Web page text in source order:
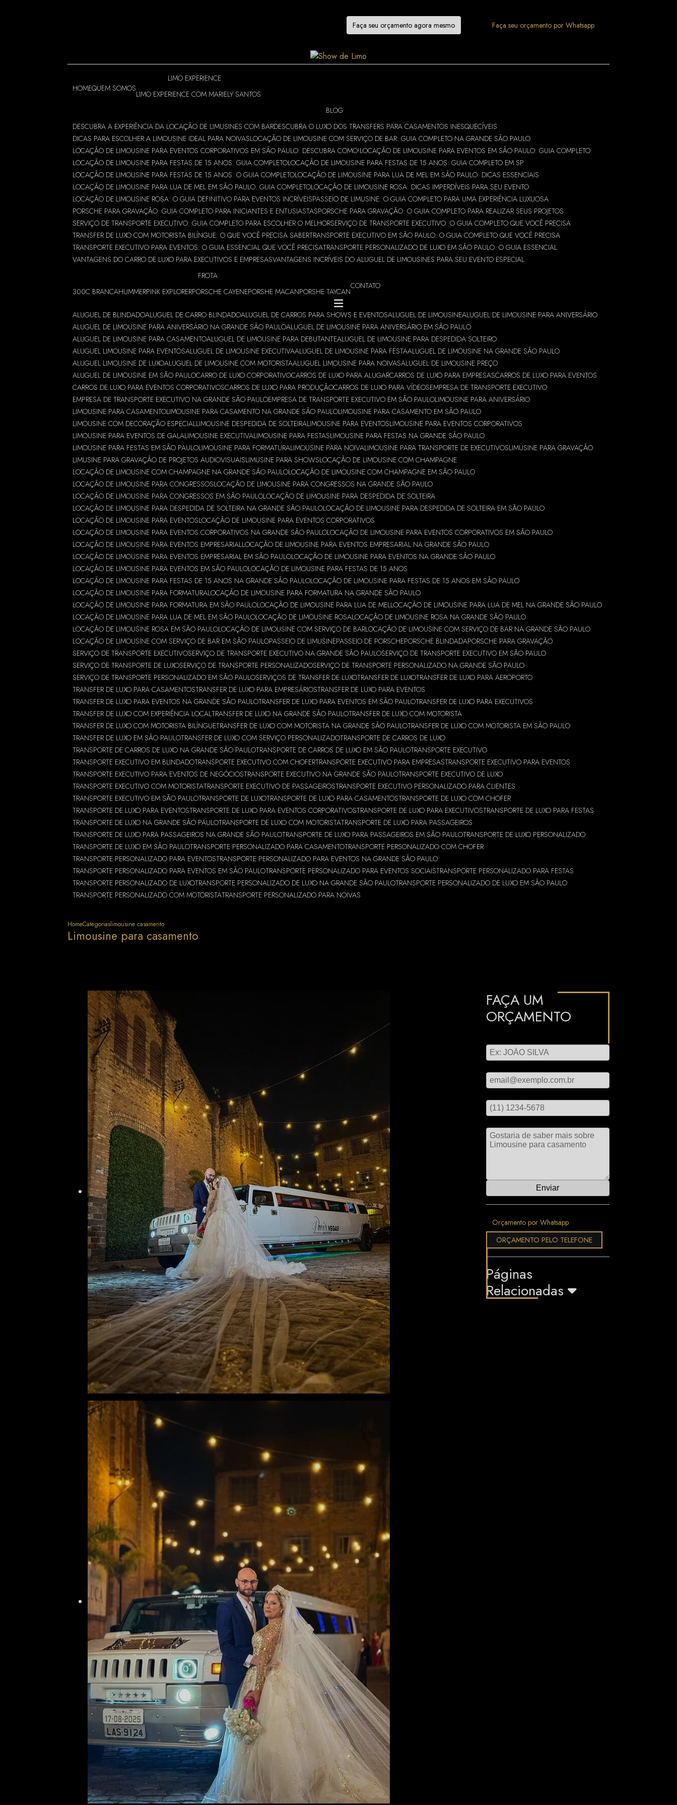
Faça seu orçamento agora mesmo Faça seu orçamento por Whatsapp
HOMEQUEM SOMOS
LIMO EXPERIENCE
LIMO EXPERIENCE COM MARIELY SANTOS
BLOG
DESCUBRA A EXPERIÊNCIA DA LOCAÇÃO DE LIMUSINES COM BARDESCUBRA O LUXO DOS TRANSFERS PARA CASAMENTOS INESQUECÍVEIS
DICAS PARA ESCOLHER A LIMOUSINE IDEAL PARA NOIVASLOCAÇÃO DE LIMOUSINE COM SERVIÇO DE BAR: GUIA COMPLETO NA GRANDE SÃO PAULO
LOCAÇÃO DE LIMOUSINE PARA EVENTOS CORPORATIVOS EM SÃO PAULO: DESCUBRA COMO!LOCAÇÃO DE LIMOUSINE PARA EVENTOS EM SÃO PAULO: GUIA COMPLETO
LOCAÇÃO DE LIMOUSINE PARA FESTAS DE 15 ANOS: GUIA COMPLETOLOCAÇÃO DE LIMOUSINE PARA FESTAS DE 15 ANOS: GUIA COMPLETO EM SP
LOCAÇÃO DE LIMOUSINE PARA FESTAS DE 15 ANOS: O GUIA COMPLETOLOCAÇÃO DE LIMOUSINE PARA LUA DE MEL EM SÃO PAULO: DICAS ESSENCIAIS
LOCAÇÃO DE LIMOUSINE PARA LUA DE MEL EM SÃO PAULO: GUIA COMPLETOLOCAÇÃO DE LIMOUSINE ROSA: DICAS IMPERDÍVEIS PARA SEU EVENTO
LOCAÇÃO DE LIMOUSINE ROSA: O GUIA DEFINITIVO PARA EVENTOS INCRÍVEISPASSEIO DE LIMUSINE: O GUIA COMPLETO PARA UMA EXPERIÊNCIA LUXUOSA
PORSCHE PARA GRAVAÇÃO: GUIA COMPLETO PARA INICIANTES E ENTUSIASTASPORSCHE PARA GRAVAÇÃO: O GUIA COMPLETO PARA REALIZAR SEUS PROJETOS
SERVIÇO DE TRANSPORTE EXECUTIVO: GUIA COMPLETO PARA ESCOLHER O MELHORSERVIÇO DE TRANSPORTE EXECUTIVO: O GUIA COMPLETO QUE VOCÊ PRECISA
TRANSFER DE LUXO COM MOTORISTA BILÍNGUE: O QUE VOCÊ PRECISA SABERTRANSPORTE EXECUTIVO EM SÃO PAULO: O GUIA COMPLETO QUE VOCÊ PRECISA
TRANSPORTE EXECUTIVO PARA EVENTOS: O GUIA ESSENCIAL QUE VOCÊ PRECISATRANSPORTE PERSONALIZADO DE LUXO EM SÃO PAULO: O GUIA ESSENCIAL
VANTAGENS DO CARRO DE LUXO PARA EXECUTIVOS E EMPRESASVANTAGENS INCRÍVEIS DO ALUGUEL DE LIMOUSINES PARA SEU EVENTO ESPECIAL
FROTA
300C BRANCAHUMMERPINK EXPLORERPORSCHE CAYENEPORSHE MACANPORSHE TAYCAN
CONTATO
ALUGUEL DE BLINDADOALUGUEL DE CARRO BLINDADOALUGUEL DE CARROS PARA SHOWS E EVENTOSALUGUEL DE LIMOUSINEALUGUEL DE LIMOUSINE PARA ANIVERSÁRIO
ALUGUEL DE LIMOUSINE PARA ANIVERSÁRIO NA GRANDE SÃO PAULOALUGUEL DE LIMOUSINE PARA ANIVERSÁRIO EM SÃO PAULO
ALUGUEL DE LIMOUSINE PARA CASAMENTOALUGUEL DE LIMOUSINE PARA DEBUTANTEALUGUEL DE LIMOUSINE PARA DESPEDIDA SOLTEIRO
ALUGUEL LIMOUSINE PARA EVENTOSALUGUEL DE LIMOUSINE EXECUTIVAALUGUEL DE LIMOUSINE PARA FESTAALUGUEL DE LIMOUSINE NA GRANDE SÃO PAULO
ALUGUEL LIMOUSINE DE LUXOALUGUEL DE LIMOUSINE COM MOTORISTAALUGUEL LIMOUSINE PARA NOIVASALUGUEL DE LIMOUSINE PREÇO
ALUGUEL DE LIMOUSINE EM SÃO PAULOCARRO DE LUXO CORPORATIVOCARROS DE LUXO PARA ALUGARCARROS DE LUXO PARA EMPRESASCARROS DE LUXO PARA EVENTOS
CARROS DE LUXO PARA EVENTOS CORPORATIVOSCARROS DE LUXO PARA PRODUÇÃOCARROS DE LUXO PARA VÍDEOSEMPRESA DE TRANSPORTE EXECUTIVO
EMPRESA DE TRANSPORTE EXECUTIVO NA GRANDE SÃO PAULOEMPRESA DE TRANSPORTE EXECUTIVO EM SÃO PAULOLIMOUSINE PARA ANIVERSÁRIO
LIMOUSINE PARA CASAMENTOLIMOUSINE PARA CASAMENTO NA GRANDE SÃO PAULOLIMOUSINE PARA CASAMENTO EM SÃO PAULO
LIMOUSINE COM DECORAÇÃO ESPECIALLIMOUSINE DESPEDIDA DE SOLTEIRALIMOUSINE PARA EVENTOSLIMOUSINE PARA EVENTOS CORPORATIVOS
LIMOUSINE PARA EVENTOS DE GALALIMOUSINE EXECUTIVALIMOUSINE PARA FESTASLIMOUSINE PARA FESTAS NA GRANDE SÃO PAULO
LIMOUSINE PARA FESTAS EM SÃO PAULOLIMOUSINE PARA FORMATURALIMOUSINE PARA NOIVALIMOUSINE PARA TRANSPORTE DE EXECUTIVOSLIMUSINE PARA GRAVAÇÃO
LIMUSINE PARA GRAVAÇÃO DE PROJETOS AUDIOVISUAISLIMUSINE PARA SHOWSLOCAÇÃO DE LIMOUSINE COM CHAMPAGNE
LOCAÇÃO DE LIMOUSINE COM CHAMPAGNE NA GRANDE SÃO PAULOLOCAÇÃO DE LIMOUSINE COM CHAMPAGNE EM SÃO PAULO
LOCAÇÃO DE LIMOUSINE PARA CONGRESSOSLOCAÇÃO DE LIMOUSINE PARA CONGRESSOS NA GRANDE SÃO PAULO
LOCAÇÃO DE LIMOUSINE PARA CONGRESSOS EM SÃO PAULOLOCAÇÃO DE LIMOUSINE PARA DESPEDIDA DE SOLTEIRA
LOCAÇÃO DE LIMOUSINE PARA DESPEDIDA DE SOLTEIRA NA GRANDE SÃO PAULOLOCAÇÃO DE LIMOUSINE PARA DESPEDIDA DE SOLTEIRA EM SÃO PAULO
LOCAÇÃO DE LIMOUSINE PARA EVENTOSLOCAÇÃO DE LIMOUSINE PARA EVENTOS CORPORATIVOS
LOCAÇÃO DE LIMOUSINE PARA EVENTOS CORPORATIVOS NA GRANDE SÃO PAULOLOCAÇÃO DE LIMOUSINE PARA EVENTOS CORPORATIVOS EM SÃO PAULO
LOCAÇÃO DE LIMOUSINE PARA EVENTOS EMPRESARIALLOCAÇÃO DE LIMOUSINE PARA EVENTOS EMPRESARIAL NA GRANDE SÃO PAULO
LOCAÇÃO DE LIMOUSINE PARA EVENTOS EMPRESARIAL EM SÃO PAULOLOCAÇÃO DE LIMOUSINE PARA EVENTOS NA GRANDE SÃO PAULO
LOCAÇÃO DE LIMOUSINE PARA EVENTOS EM SÃO PAULOLOCAÇÃO DE LIMOUSINE PARA FESTAS DE 15 ANOS
LOCAÇÃO DE LIMOUSINE PARA FESTAS DE 15 ANOS NA GRANDE SÃO PAULOLOCAÇÃO DE LIMOUSINE PARA FESTAS DE 15 ANOS EM SÃO PAULO
LOCAÇÃO DE LIMOUSINE PARA FORMATURALOCAÇÃO DE LIMOUSINE PARA FORMATURA NA GRANDE SÃO PAULO
LOCAÇÃO DE LIMOUSINE PARA FORMATURA EM SÃO PAULOLOCAÇÃO DE LIMOUSINE PARA LUA DE MELLOCAÇÃO DE LIMOUSINE PARA LUA DE MEL NA GRANDE SÃO PAULO
LOCAÇÃO DE LIMOUSINE PARA LUA DE MEL EM SÃO PAULOLOCAÇÃO DE LIMOUSINE ROSALOCAÇÃO DE LIMOUSINE ROSA NA GRANDE SÃO PAULO
LOCAÇÃO DE LIMOUSINE ROSA EM SÃO PAULOLOCAÇÃO DE LIMOUSINE COM SERVIÇO DE BARLOCAÇÃO DE LIMOUSINE COM SERVIÇO DE BAR NA GRANDE SÃO PAULO
LOCAÇÃO DE LIMOUSINE COM SERVIÇO DE BAR EM SÃO PAULOPASSEIO DE LIMUSINEPASSEIO DE PORSCHEPORSCHE BLINDADAPORSCHE PARA GRAVAÇÃO
SERVIÇO DE TRANSPORTE EXECUTIVOSERVIÇO DE TRANSPORTE EXECUTIVO NA GRANDE SÃO PAULOSERVIÇO DE TRANSPORTE EXECUTIVO EM SÃO PAULO
SERVIÇO DE TRANSPORTE DE LUXOSERVIÇO DE TRANSPORTE PERSONALIZADOSERVIÇO DE TRANSPORTE PERSONALIZADO NA GRANDE SÃO PAULO
SERVIÇO DE TRANSPORTE PERSONALIZADO EM SÃO PAULOSERVIÇOS DE TRANSFER DE LUXOTRANSFER DE LUXOTRANSFER DE LUXO PARA AEROPORTO
TRANSFER DE LUXO PARA CASAMENTOSTRANSFER DE LUXO PARA EMPRESÁRIOSTRANSFER DE LUXO PARA EVENTOS
TRANSFER DE LUXO PARA EVENTOS NA GRANDE SÃO PAULOTRANSFER DE LUXO PARA EVENTOS EM SÃO PAULOTRANSFER DE LUXO PARA EXECUTIVOS
TRANSFER DE LUXO COM EXPERIÊNCIA LOCALTRANSFER DE LUXO NA GRANDE SÃO PAULOTRANSFER DE LUXO COM MOTORISTA
TRANSFER DE LUXO COM MOTORISTA BILÍNGUETRANSFER DE LUXO COM MOTORISTA NA GRANDE SÃO PAULOTRANSFER DE LUXO COM MOTORISTA EM SÃO PAULO
TRANSFER DE LUXO EM SÃO PAULOTRANSFER DE LUXO COM SERVIÇO PERSONALIZADOTRANSPORTE DE CARROS DE LUXO
TRANSPORTE DE CARROS DE LUXO NA GRANDE SÃO PAULOTRANSPORTE DE CARROS DE LUXO EM SÃO PAULOTRANSPORTE EXECUTIVO
TRANSPORTE EXECUTIVO EM BLINDADOTRANSPORTE EXECUTIVO COM CHOFERTRANSPORTE EXECUTIVO PARA EMPRESASTRANSPORTE EXECUTIVO PARA EVENTOS
TRANSPORTE EXECUTIVO PARA EVENTOS DE NEGÓCIOSTRANSPORTE EXECUTIVO NA GRANDE SÃO PAULOTRANSPORTE EXECUTIVO DE LUXO
TRANSPORTE EXECUTIVO COM MOTORISTATRANSPORTE EXECUTIVO DE PASSAGEIROSTRANSPORTE EXECUTIVO PERSONALIZADO PARA CLIENTES
TRANSPORTE EXECUTIVO EM SÃO PAULOTRANSPORTE DE LUXOTRANSPORTE DE LUXO PARA CASAMENTOSTRANSPORTE DE LUXO COM CHOFER
TRANSPORTE DE LUXO PARA EVENTOSTRANSPORTE DE LUXO PARA EVENTOS CORPORATIVOSTRANSPORTE DE LUXO PARA EXECUTIVOSTRANSPORTE DE LUXO PARA FESTAS
TRANSPORTE DE LUXO NA GRANDE SÃO PAULOTRANSPORTE DE LUXO COM MOTORISTATRANSPORTE DE LUXO PARA PASSAGEIROS
TRANSPORTE DE LUXO PARA PASSAGEIROS NA GRANDE SÃO PAULOTRANSPORTE DE LUXO PARA PASSAGEIROS EM SÃO PAULOTRANSPORTE DE LUXO PERSONALIZADO
TRANSPORTE DE LUXO EM SÃO PAULOTRANSPORTE PERSONALIZADO PARA CASAMENTOTRANSPORTE PERSONALIZADO COM CHOFER
TRANSPORTE PERSONALIZADO PARA EVENTOSTRANSPORTE PERSONALIZADO PARA EVENTOS NA GRANDE SÃO PAULO
TRANSPORTE PERSONALIZADO PARA EVENTOS EM SÃO PAULOTRANSPORTE PERSONALIZADO PARA EVENTOS SOCIAISTRANSPORTE PERSONALIZADO PARA FESTAS
TRANSPORTE PERSONALIZADO DE LUXOTRANSPORTE PERSONALIZADO DE LUXO NA GRANDE SÃO PAULOTRANSPORTE PERSONALIZADO DE LUXO EM SÃO PAULO
TRANSPORTE PERSONALIZADO COM MOTORISTATRANSPORTE PERSONALIZADO PARA NOIVAS
HomeCategoriaslimousine casamento
Limousine para casamento
FAÇA UM
ORÇAMENTO
Orçamento por Whatsapp
ORÇAMENTO PELO TELEFONE
Páginas
Relacionadas